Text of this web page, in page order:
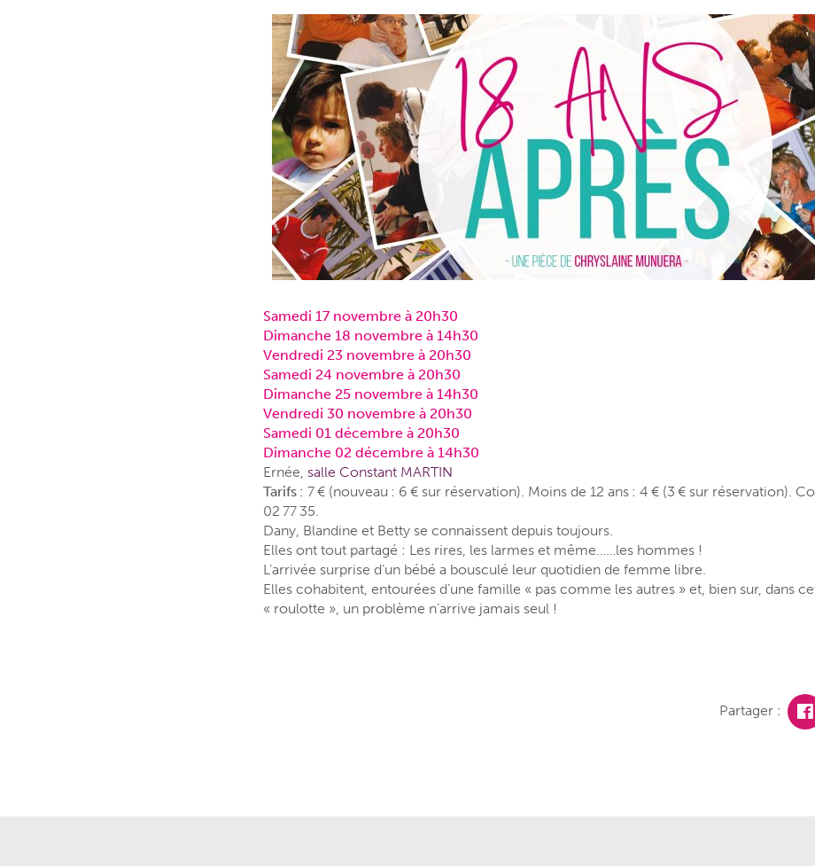
Samedi 17 novembre à 20h30
Dimanche 18 novembre à 14h30
Vendredi 23 novembre à 20h30
Samedi 24 novembre à 20h30
Dimanche 25 novembre à 14h30
Vendredi 30 novembre à 20h30
Samedi 01 décembre à 20h30
Dimanche 02 décembre à 14h30
Ernée, salle Constant MARTIN
Tarifs : 7 € (nouveau : 6 € sur réservation). Moins de 12 ans : 4 € (3 € sur réservation).
02 77 35.
Dany, Blandine et Betty se connaissent depuis toujours.
Elles ont tout partagé : Les rires, les larmes et même……les hommes !
L’arrivée surprise d’un bébé a bousculé leur quotidien de femme libre.
Elles cohabitent, entourées d’une famille « pas comme les autres » et, bien sur, dans
« roulotte », un problème n’arrive jamais seul !
Partager :